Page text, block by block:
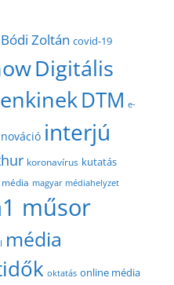
Bódi Zoltán covid-19
Digitális
DTM e-
interjú
koronavírus kutatás
magyar médiahelyzet
műsor
média
oktatás online média